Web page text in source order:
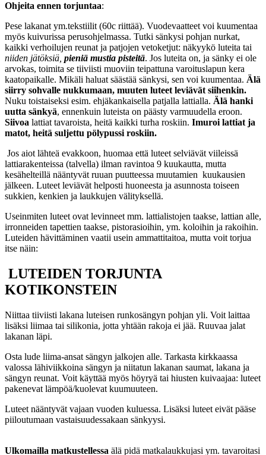
Ohjeita ennen torjuntaa:
Pese lakanat ym.tekstiilit (60c riittää). Vuodevaatteet voi kuumentaa
myös kuivurissa perusohjelmassa. Tutki sänkysi pohjan nurkat,
kaikki verhoilujen reunat ja patjojen vetoketjut: näkyykö luteita tai
niiden jätöksiä, pieniä mustia pisteitä. Jos luteita on, ja sänky ei ole
arvokas, toimita se tiiviisti muoviin teipattuna varoituslapun kera
kaatopaikalle. Mikäli haluat säästää sänkysi, sen voi kuumentaa. Älä
siirry sohvalle nukkumaan, muuten luteet leviävät siihenkin.
Nuku toistaiseksi esim. ehjäkankaisella patjalla lattialla. Älä hanki
uutta sänkyä, ennenkuin luteista on päästy varmuudella eroon.
Siivoa lattiat tavaroista, heitä kaikki turha roskiin. Imuroi lattiat ja
matot, heitä suljettu pölypussi roskiin.
Jos aiot lähteä evakkoon, huomaa että luteet selviävät viileissä
lattiarakenteissa (talvella) ilman ravintoa 9 kuukautta, mutta
kesähelteillä nääntyvät ruuan puutteessa muutamien kuukausien
jälkeen. Luteet leviävät helposti huoneesta ja asunnosta toiseen
sukkien, kenkien ja laukkujen välityksellä.
Useinmiten luteet ovat levinneet mm. lattialistojen taakse, lattian alle,
irronneiden tapettien taakse, pistorasioihin, ym. koloihin ja rakoihin.
Luteiden hävittäminen vaatii usein ammattitaitoa, mutta voit torjua
itse näin:
LUTEIDEN TORJUNTA
KOTIKONSTEIN
Niittaa tiiviisti lakana luteisen runkosängyn pohjan yli. Voit laittaa
lisäksi liimaa tai silikonia, jotta yhtään rakoja ei jää. Ruuvaa jalat
lakanan läpi.
Osta lude liima-ansat sängyn jalkojen alle. Tarkasta kirkkaassa
valossa lähiviikkoina sängyn ja niitatun lakanan saumat, lakana ja
sängyn reunat. Voit käyttää myös höyryä tai hiusten kuivaajaa: luteet
pakenevat lämpöä/kuolevat kuumuuteen.
Luteet nääntyvät vajaan vuoden kuluessa. Lisäksi luteet eivät pääse
piiloutumaan vastaisuudessakaan sänkyysi.
Ulkomailla matkustellessa älä pidä matkalaukkujasi ym. tavaroitasi